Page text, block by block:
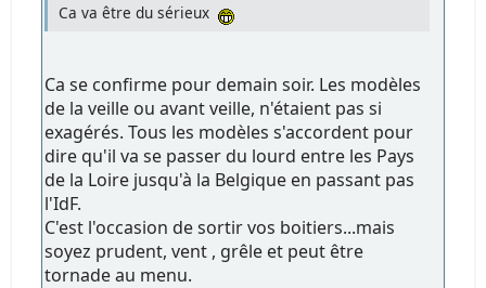
Ca va être du sérieux
Ca se confirme pour demain soir. Les modèles
de la veille ou avant veille, n'étaient pas si
exagérés. Tous les modèles s'accordent pour
dire qu'il va se passer du lourd entre les Pays
de la Loire jusqu'à la Belgique en passant pas
l'IdF.
C'est l'occasion de sortir vos boitiers...mais
soyez prudent, vent , grêle et peut être
tornade au menu.